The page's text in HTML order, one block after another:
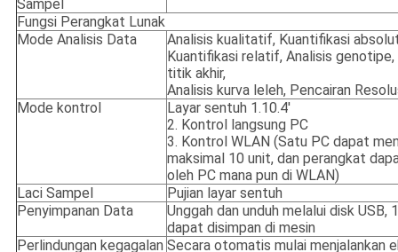
Sampel
Fungsi Perangkat Lunak
Mode Analisis Data
Analisis kualitatif, Kuantifikasi
Kuantifikasi relatif, Analisis genotipe,
titik akhir,
Analisis kurva leleh, Pencairan
Mode kontrol
Layar sentuh 1.10.4'
2. Kontrol langsung PC
3. Kontrol WLAN (Satu PC dapat
maksimal 10 unit, dan perangkat
oleh PC mana pun di WLAN)
Laci Sampel
Pujian layar sentuh
Penyimpanan Data
Unggah dan unduh melalui disk USB,
dapat disimpan di mesin
Perlindungan kegagalan Secara otomatis mulai menjalankan